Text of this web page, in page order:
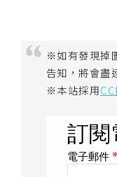
※如有發現掉
告知，將會盡
※本站採用